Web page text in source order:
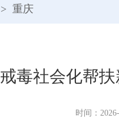
> 重庆
戒毒社会化帮
时间：